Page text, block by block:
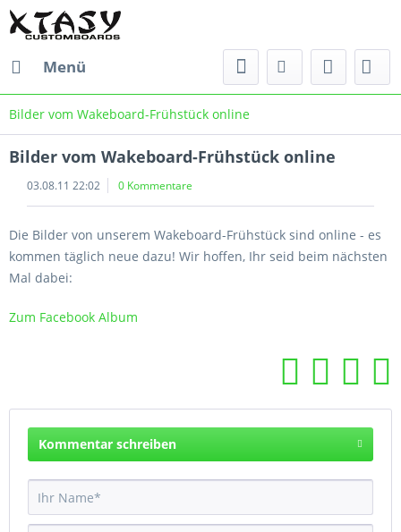
Menü
Bilder vom Wakeboard-Frühstück online
Bilder vom Wakeboard-Frühstück online
03.08.11 22:02 0 Kommentare
Die Bilder von unserem Wakeboard-Frühstück sind online - es
kommen täglich neue dazu! Wir hoffen, Ihr seid beim nächsten
Mal dabei:
Zum Facebook Album
Kommentar schreiben